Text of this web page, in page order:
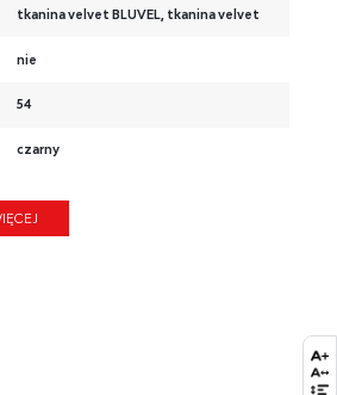
tkanina velvet BLUVEL, tkanina velvet
nie
54
czarny
86